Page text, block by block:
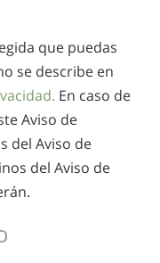
que puedas
se describe en
En caso de
Aviso de
del Aviso de
del Aviso de